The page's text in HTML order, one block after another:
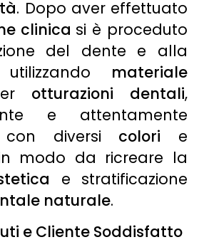
. Dopo aver effettuato
clinica si è proceduto
del dente e alla
utilizzando materiale
otturazioni dentali,
e attentamente
con diversi colori e
modo da ricreare la
e stratificazione
naturale.
e Cliente Soddisfatto